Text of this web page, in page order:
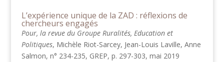
L’expérience unique de la ZAD : réflexions de
chercheurs engagés
Pour, la revue du Groupe Ruralités, Education et
Politiques, Michèle Riot-Sarcey, Jean-Louis Laville, Anne
Salmon, n° 234-235, GREP, p. 297-303, mai 2019